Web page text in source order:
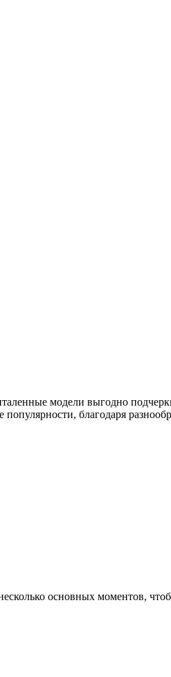
модели выгодно
благодаря
основных моментов,